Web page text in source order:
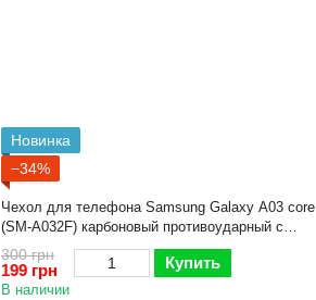
Новинка
−34%
Чехол для телефона Samsung Galaxy A03 core
(SM-A032F) карбоновый противоударный с
высокими бортами черный
300 грн
199 грн Купить
В наличии